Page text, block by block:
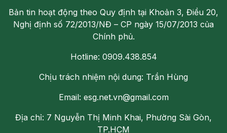
Bản tin hoạt động theo Quy định tại Khoản 3, Điều 20,
Nghị định số 72/2013/NĐ – CP ngày 15/07/2013 của
Chính phủ.
Hotline: 0909.438.854
Chịu trách nhiệm nội dung: Trần Hùng
Email: esg.net.vn@gmail.com
Địa chỉ: 7 Nguyễn Thị Minh Khai, Phường Sài Gòn,
TP.HCM